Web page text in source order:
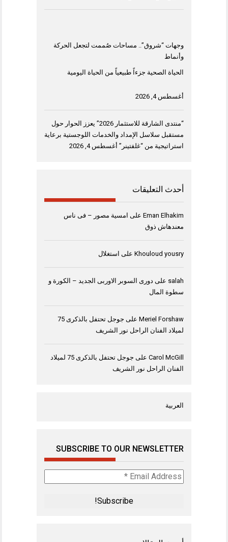
وجهات “شروق”.. مساحات صُممت لتجعل الحركة
وأنماط
الحياة الصحية جزءاً طبيعياً من الحياة اليومية
أغسطس 4, 2026
“منتدى الشارقة للاستثمار 2026” يعزز الحوار حول
مستقبل سلاسل الإمداد والخدمات اللوجستية برعاية
استراتيجية من “غلفتينر” أغسطس 4, 2026
أحدث التعليقات
Eman Elhakim على امسية مصور – فى ناس
معندهاش ذوق
Khouloud yousry على استغلال
salah على دورى السوبر الاوربى الجديد – الكورة و
سطوة المال
Meriel Forshaw على
جوجل تحتفل بالذكرى 75
لميلاد الفنان الراحل نور الشريف
Carol McGill على
جوجل تحتفل بالذكرى 75 لميلاد
الفنان الراحل نور الشريف
العربية
SUBSCRIBE TO OUR NEWSLETTER
Email
Address